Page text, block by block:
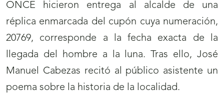
ONCE hicieron entrega al alcalde de una
réplica enmarcada del cupón cuya numeración,
20769, corresponde a la fecha exacta de la
llegada del hombre a la luna. Tras ello, José
Manuel Cabezas recitó al público asistente un
poema sobre la historia de la localidad.